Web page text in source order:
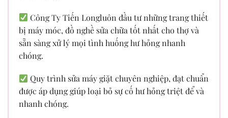
Công Ty Tiến Longluôn đầu tư những trang thiết
bị máy móc, đồ nghề sửa chữa tốt nhất cho thợ và
sẵn sàng xử lý mọi tình huống hư hỏng nhanh
chóng.
Quy trình sửa máy giặt chuyên nghiệp, đạt chuẩn
được áp dụng giúp loại bỏ sự cố hư hỏng triệt để và
nhanh chóng.